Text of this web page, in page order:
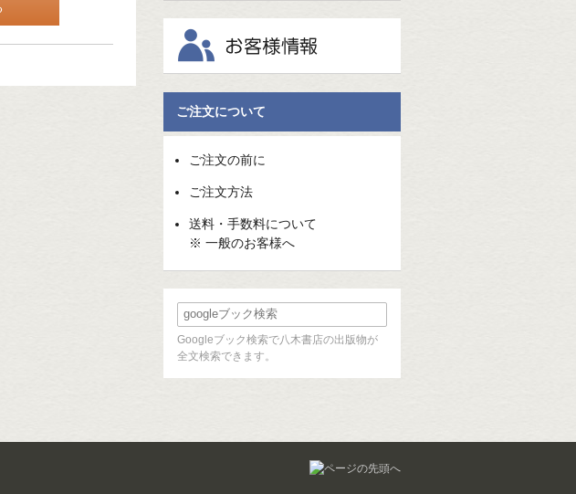
ご注文について
ご注文の前に
ご注文方法
送料・手数料について
※ 一般のお客様へ
Googleブック検索で八木書店の出版物が
全文検索できます。